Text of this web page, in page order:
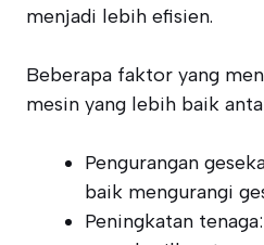
menjadi lebih efisien.
Beberapa faktor yang
mesin yang lebih baik
Pengurangan
baik mengurangi
Peningkatan